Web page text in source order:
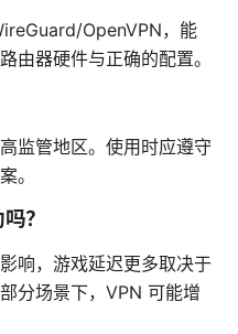
OpenVPN，能
由器硬件与正确的配置。
监管地区。使用时应遵守
。
？
响，游戏延迟更多取决于
分场景下，VPN 可能增